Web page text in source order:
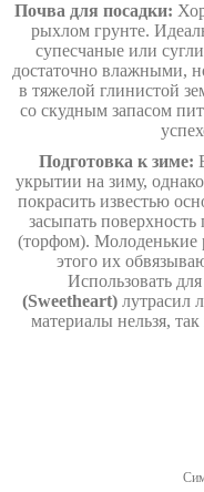
Почва для посадки:
рыхлом грунте.
супесчаные или
достаточно влажными,
в тяжелой глинистой
со скудным запасом
Подготовка к зиме:
укрытии на зиму,
покрасить известью
засыпать
(торфом). Молоденькие
этого их
Использовать
(Sweetheart)лутрасил
материалы нельзя,